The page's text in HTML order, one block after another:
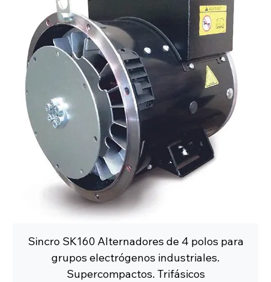
Sincro SK160 Alternadores de 4 polos para
grupos electrógenos industriales.
Supercompactos. Trifásicos